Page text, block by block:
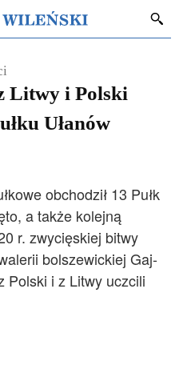
Litwy i Polski
Ułanów
obchodził 13 Pułk
a także kolejną
r. zwycięskiej bitwy
bolszewickiej Gaj-
Polski i z Litwy uczcili